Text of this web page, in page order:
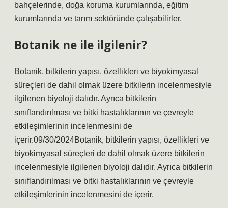
bahçelerinde, doğa koruma kurumlarında, eğitim
kurumlarında ve tarım sektöründe çalışabilirler.
Botanik ne ile ilgilenir?
Botanik, bitkilerin yapısı, özellikleri ve biyokimyasal
süreçleri de dahil olmak üzere bitkilerin incelenmesiyle
ilgilenen biyoloji dalıdır. Ayrıca bitkilerin
sınıflandırılması ve bitki hastalıklarının ve çevreyle
etkileşimlerinin incelenmesini de
içerir.09/30/2024Botanik, bitkilerin yapısı, özellikleri ve
biyokimyasal süreçleri de dahil olmak üzere bitkilerin
incelenmesiyle ilgilenen biyoloji dalıdır. Ayrıca bitkilerin
sınıflandırılması ve bitki hastalıklarının ve çevreyle
etkileşimlerinin incelenmesini de içerir.